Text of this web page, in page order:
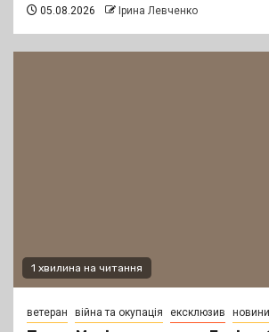
05.08.2026 Ірина Левченко
1 хвилина на читання
ветеран війна та окупація ексклюзив новини